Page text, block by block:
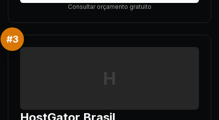
Consultar orçamento gratuito
#3
H